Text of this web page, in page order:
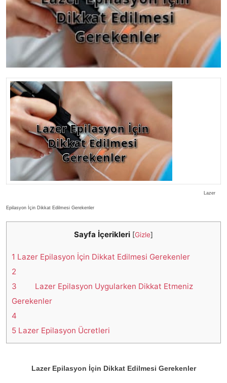
Lazer
Epilasyon İçin Dikkat Edilmesi Gerekenler
Sayfa İçerikleri [Gizle]
1 Lazer Epilasyon İçin Dikkat Edilmesi Gerekenler
2
3 Lazer Epilasyon Uygularken Dikkat Etmeniz
Gerekenler
4
5 Lazer Epilasyon Ücretleri
Lazer Epilasyon İçin Dikkat Edilmesi Gerekenler